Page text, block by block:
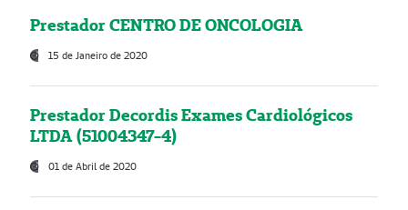
Prestador CENTRO DE ONCOLOGIA
15 de Janeiro de 2020
Prestador Decordis Exames Cardiológicos
LTDA (51004347-4)
01 de Abril de 2020